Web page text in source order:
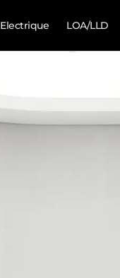
Electrique LOA/LLD